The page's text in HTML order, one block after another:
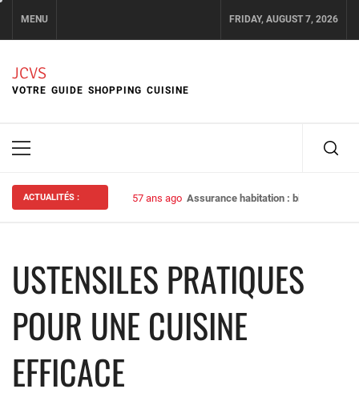
content
MENU FRIDAY, AUGUST 7, 2026
JCVS
VOTRE GUIDE SHOPPING CUISINE
Primary
ACTUALITÉS : 57 ans ago Assurance habitation : bien choisir
USTENSILES PRATIQUES
POUR UNE CUISINE
EFFICACE